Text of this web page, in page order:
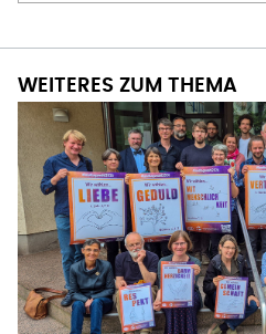
WEITERES ZUM THEMA